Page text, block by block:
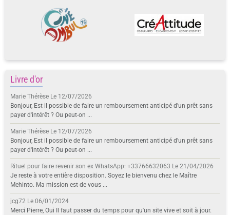
Livre d'or
Marie Thérèse Le 12/07/2026
Bonjour, Est il possible de faire un remboursement anticipé d'un prêt sans
payer d'intérêt ? Ou peut-on ...
Marie Thérèse Le 12/07/2026
Bonjour, Est il possible de faire un remboursement anticipé d'un prêt sans
payer d'intérêt ? Ou peut-on ...
Rituel pour faire revenir son ex WhatsApp: +33766632063 Le 21/04/2026
Je reste à votre entière disposition. Soyez le bienvenu chez le Maître
Mehinto. Ma mission est de vous ...
jcg72 Le 06/01/2024
Merci Pierre, Oui Il faut passer du temps pour qu'un site vive et soit à jour.